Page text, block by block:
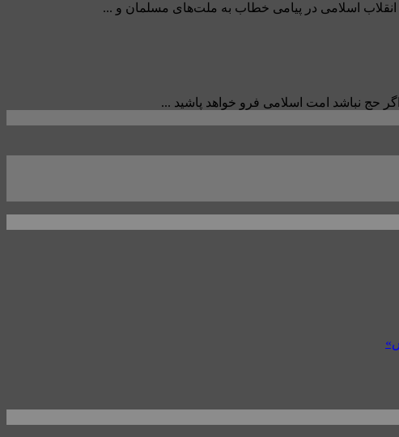
اسلامی در پیامی خطاب به ملت‌های مسلمان و ...
حج نباشد امت اسلامی فرو خواهد پاشید ...